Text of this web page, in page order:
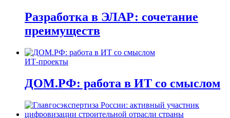
Разработка в ЭЛАР: сочетание
преимуществ
ИТ-проекты
ДОМ.РФ: работа в ИТ со смыслом